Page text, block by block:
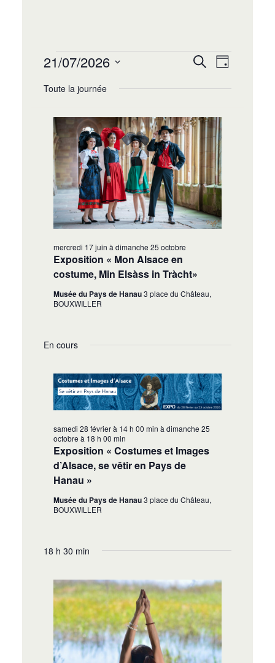
Recherche
navigation
de
vues
Recherche
vues
Jour
21/07/2026
une
Toute la journée
Exposition « Mon Alsace en
costume, Min Elsàss in Tràcht»
mercredi 17 juinàdimanche 25 octobre
Musée du Pays de Hanau3 place du Château,
BOUXWILLER
En cours
Exposition « Costumes et Images
d’Alsace, se vêtir en Pays de
Hanau »
samedi 28 février à 14 h 00 min àdimanche 25
octobre à 18 h 00 min
Musée du Pays de Hanau3 place du Château,
BOUXWILLER
18 h 30 min